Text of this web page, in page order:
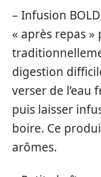
– Infusion
« après repas
digestion
verser de l’eau
puis laisser
boire. Ce
arômes.